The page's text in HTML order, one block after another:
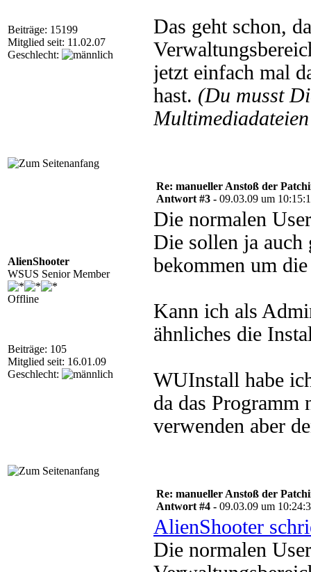
Beiträge: 15199
Mitglied seit: 11.02.07
Geschlecht:
Das geht schon,
jetzt einfach mal
hast. (Du musst
AlienShooter
WSUS Senior Member
Offline
Beiträge: 105
Mitglied seit: 16.01.09
Geschlecht:
Re: manueller Anstoß der
Antwort #3 - 09.03.09 um
Die normalen
Die sollen ja auch
bekommen um
Kann ich als
ähnliches die
WUInstall habe
da das Programm
verwenden aber
Re: manueller Anstoß der
Antwort #4 - 09.03.09 um
AlienShooter
Die normalen